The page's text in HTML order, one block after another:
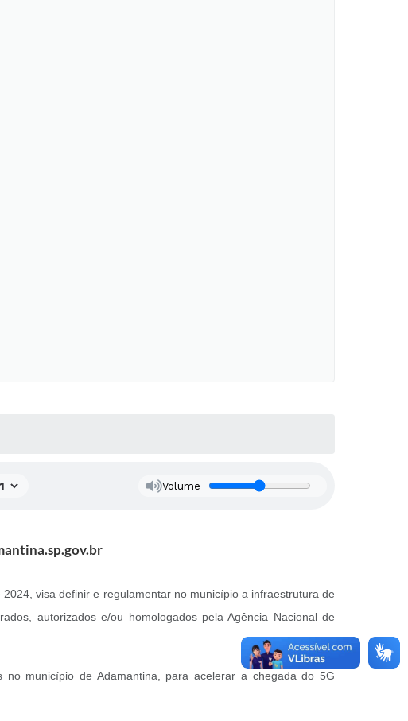
Volume
visa definir e regulamentar no município a infraestrutura de
autorizados e/ou homologados pela Agência Nacional de
no município de Adamantina, para acelerar a chegada do 5G